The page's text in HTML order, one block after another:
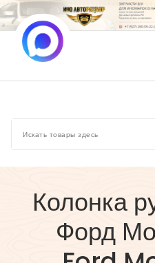
Перейти
к
содержимому
Колонка
Форд